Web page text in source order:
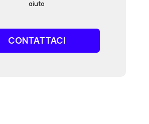
aiuto
CONTATTACI